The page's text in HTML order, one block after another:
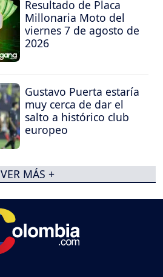
Resultado de Placa
Millonaria Moto del
viernes 7 de agosto de
2026
Gustavo Puerta estaría
muy cerca de dar el
salto a histórico club
europeo
VER MÁS +